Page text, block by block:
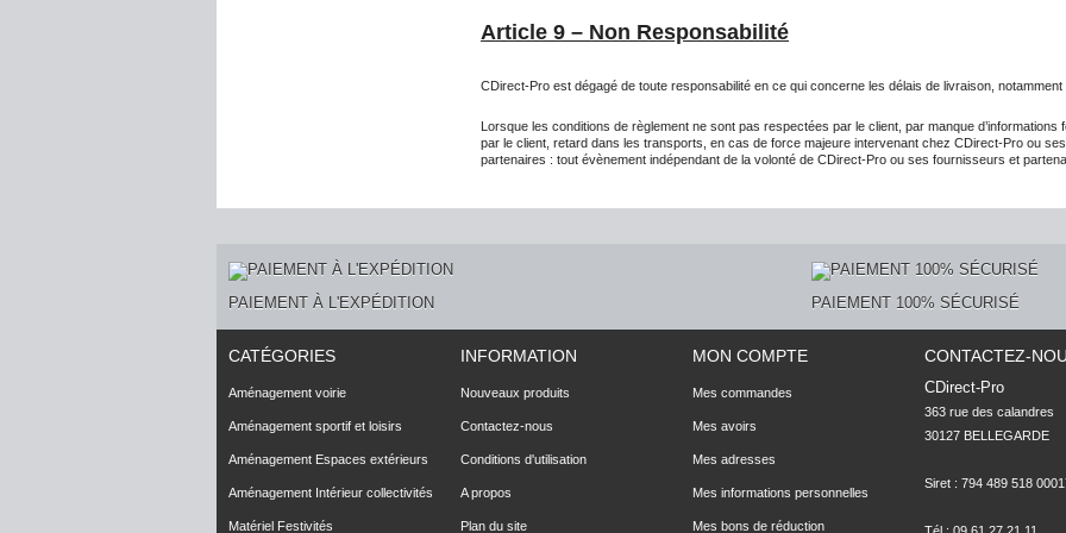
Article 9 – Non Responsabilité
CDirect-Pro est dégagé de toute responsabilité en ce qui concerne les délais de livraison, notamment
Lorsque les conditions de règlement ne sont pas respectées par le client, par manque d’informations
par le client, retard dans les transports, en cas de force majeure intervenant chez CDirect-Pro ou ses
partenaires : tout évènement indépendant de la volonté de CDirect-Pro ou ses fournisseurs et
PAIEMENT À L'EXPÉDITION PAIEMENT 100% SÉCURISÉ
CATÉGORIES
Aménagement voirie
Aménagement sportif et loisirs
Aménagement Espaces extérieurs
Aménagement Intérieur collectivités
Matériel Festivités
INFORMATION
Nouveaux produits
Contactez-nous
Conditions d'utilisation
A propos
Plan du site
MON COMPTE
Mes commandes
Mes avoirs
Mes adresses
Mes informations personnelles
Mes bons de réduction
CONTACTEZ-
CDirect-Pro
363 rue des calandres
30127 BELLEGARDE
Siret : 794 489 518